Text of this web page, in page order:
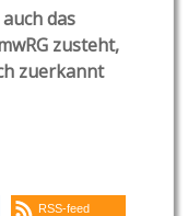
das
zusteht,
zuerkannt
RSS-feed